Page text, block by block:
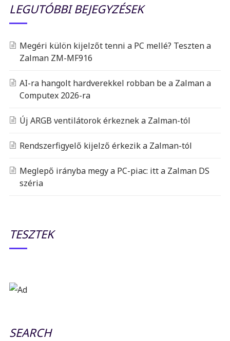
LEGUTÓBBI BEJEGYZÉSEK
Megéri külön kijelzőt tenni a PC mellé? Teszten a
Zalman ZM-MF916
AI-ra hangolt hardverekkel robban be a Zalman a
Computex 2026-ra
Új ARGB ventilátorok érkeznek a Zalman-tól
Rendszerfigyelő kijelző érkezik a Zalman-tól
Meglepő irányba megy a PC-piac: itt a Zalman DS
széria
TESZTEK
SEARCH